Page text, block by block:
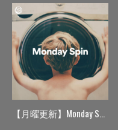
【月曜更新】Monday Spin